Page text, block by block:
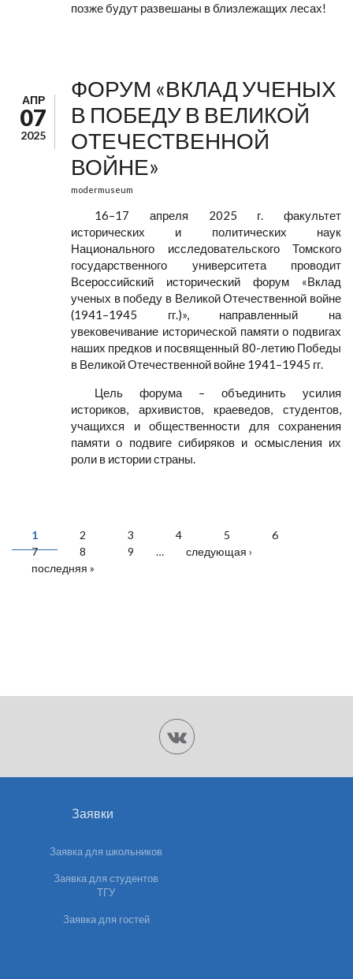
позже будут развешаны в близлежащих лесах!
АПР
07
2025
ФОРУМ «ВКЛАД УЧЕНЫХ
В ПОБЕДУ В ВЕЛИКОЙ
ОТЕЧЕСТВЕННОЙ
ВОЙНЕ»
modermuseum
16–17 апреля 2025 г. факультет
исторических и политических наук
Национального исследовательского Томского
государственного университета проводит
Всероссийский исторический форум «Вклад
ученых в победу в Великой Отечественной войне
(1941–1945 гг.)», направленный на
увековечивание исторической памяти о подвигах
наших предков и посвященный 80-летию Победы
в Великой Отечественной войне 1941–1945 гг.
Цель форума – объединить усилия
историков, архивистов, краеведов, студентов,
учащихся и общественности для сохранения
памяти о подвиге сибиряков и осмысления их
роли в истории страны.
СТРАНИЦЫ
1 2 3 4 5
6
7
8 9 …
следующая ›
последняя »
Заявки
Заявка для школьников
Заявка для студентов
ТГУ
Заявка для гостей